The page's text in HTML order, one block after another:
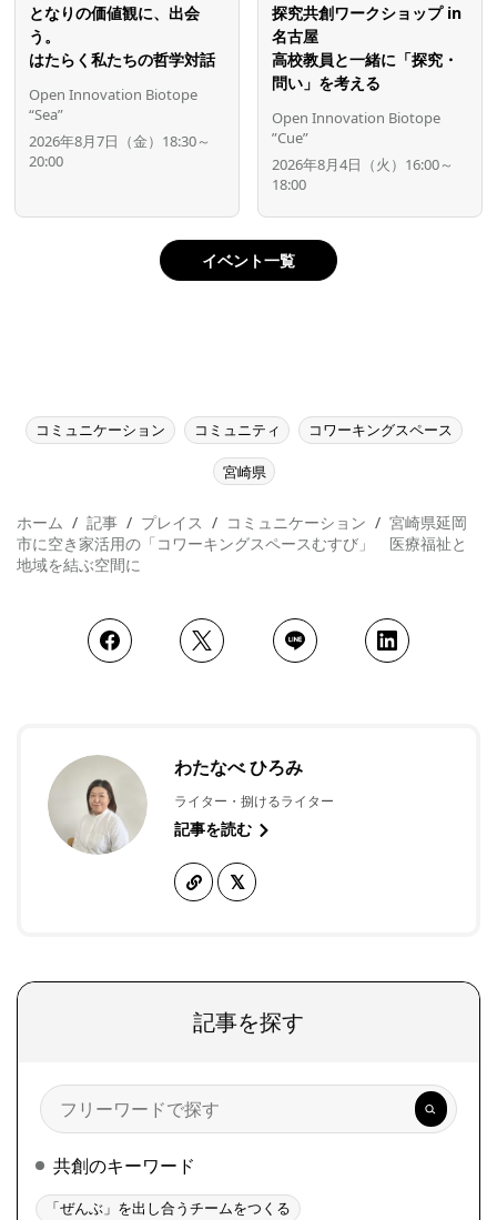
となりの価値観に、出会
う。
はたらく私たちの哲学対話
Open Innovation Biotope
“Sea”
2026年8月7日（金）18:30～
20:00
探究共創ワークショップ in
名古屋
高校教員と一緒に「探究・
問い」を考える
Open Innovation Biotope
”Cue”
2026年8月4日（火）16:00～
18:00
イベント一覧
コミュニケーション コミュニティ コワーキングスペース
宮崎県
ホーム 記事 プレイス コミュニケーション
宮崎県延岡
市に空き家活用の「コワーキングスペースむすび」 医療福祉と
地域を結ぶ空間に
わたなべ ひろみ
ライター・捌けるライター
記事を読む
記事を探す
検
索
共創のキーワード
「ぜんぶ」を出し合うチームをつくる